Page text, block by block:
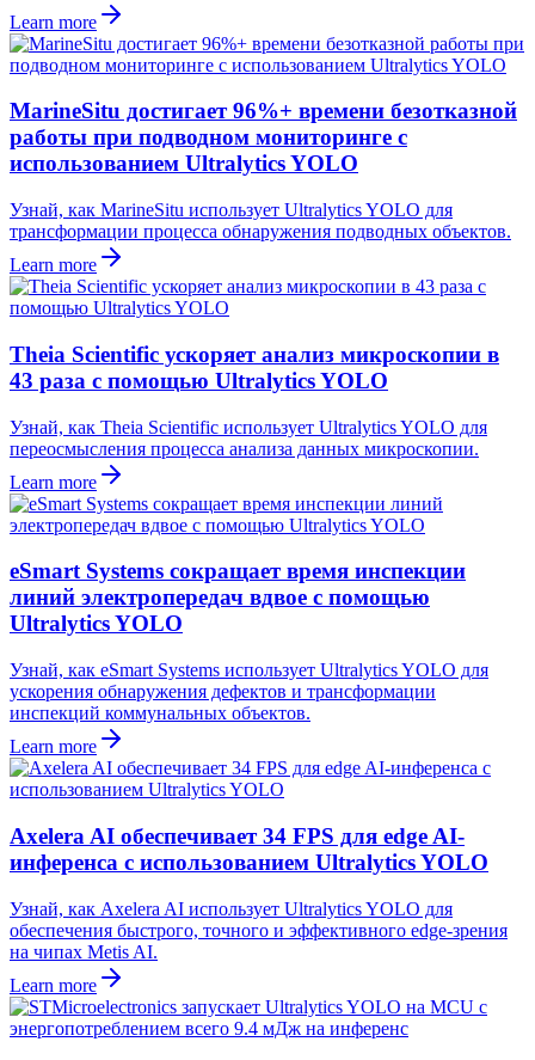
Learn more
MarineSitu достигает 96%+ времени безотказной
работы при подводном мониторинге с
использованием Ultralytics YOLO
Узнай, как MarineSitu использует Ultralytics YOLO для
трансформации процесса обнаружения подводных объектов.
Learn more
Theia Scientific ускоряет анализ микроскопии в
43 раза с помощью Ultralytics YOLO
Узнай, как Theia Scientific использует Ultralytics YOLO для
переосмысления процесса анализа данных микроскопии.
Learn more
eSmart Systems сокращает время инспекции
линий электропередач вдвое с помощью
Ultralytics YOLO
Узнай, как eSmart Systems использует Ultralytics YOLO для
ускорения обнаружения дефектов и трансформации
инспекций коммунальных объектов.
Learn more
Axelera AI обеспечивает 34 FPS для edge AI-
инференса с использованием Ultralytics YOLO
Узнай, как Axelera AI использует Ultralytics YOLO для
обеспечения быстрого, точного и эффективного edge-зрения
на чипах Metis AI.
Learn more